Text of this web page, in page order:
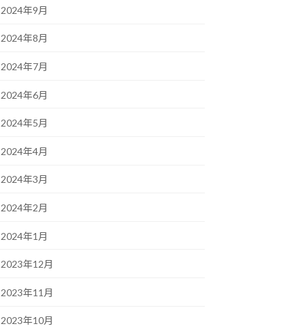
2024年9月
2024年8月
2024年7月
2024年6月
2024年5月
2024年4月
2024年3月
2024年2月
2024年1月
2023年12月
2023年11月
2023年10月